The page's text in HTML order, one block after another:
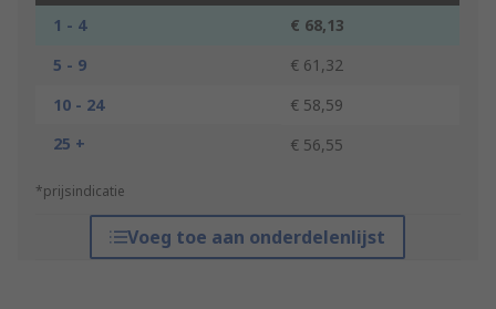
1 - 4
€ 68,13
5 - 9
€ 61,32
10 - 24
€ 58,59
25 +
€ 56,55
*prijsindicatie
Voeg toe aan onderdelenlijst